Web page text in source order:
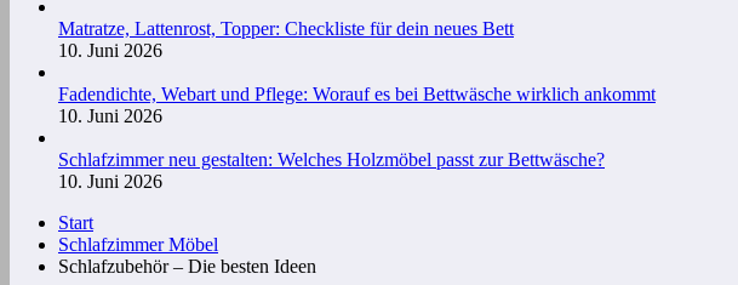
Matratze, Lattenrost, Topper: Checkliste für dein neues Bett
10. Juni 2026
Fadendichte, Webart und Pflege: Worauf es bei Bettwäsche wirklich ankommt
10. Juni 2026
Schlafzimmer neu gestalten: Welches Holzmöbel passt zur Bettwäsche?
10. Juni 2026
Start
Schlafzimmer Möbel
Schlafzubehör – Die besten Ideen